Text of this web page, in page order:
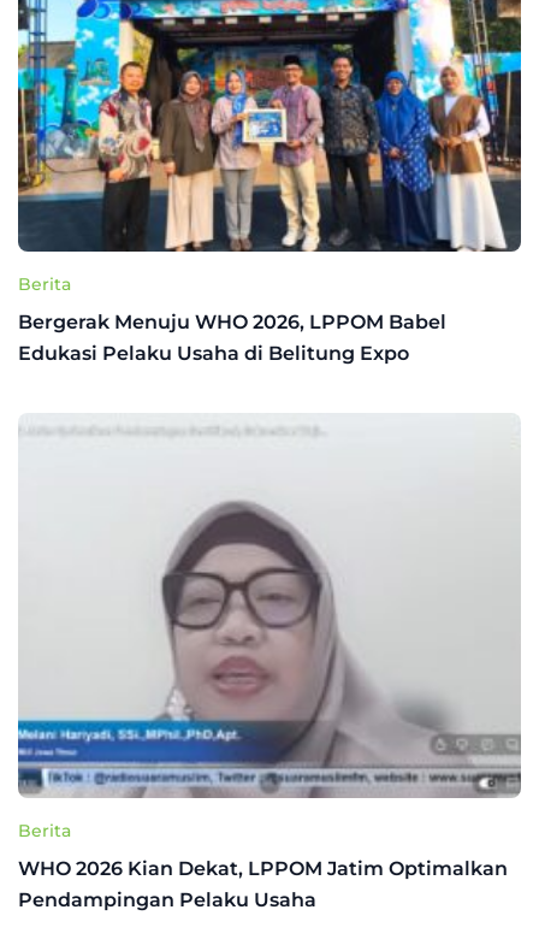
Berita
Bergerak Menuju WHO 2026, LPPOM Babel
Edukasi Pelaku Usaha di Belitung Expo
Berita
WHO 2026 Kian Dekat, LPPOM Jatim Optimalkan
Pendampingan Pelaku Usaha